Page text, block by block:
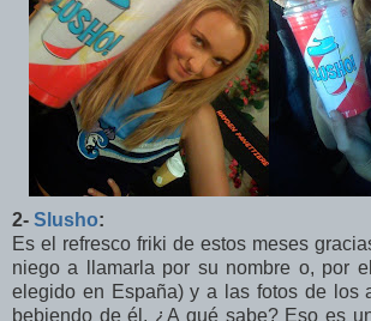
2- Slusho:
Es el refresco friki de estos meses
niego a llamarla por su nombre o, por
elegido en España) y a las fotos de los
bebiendo de él. ¿A qué sabe? Eso es